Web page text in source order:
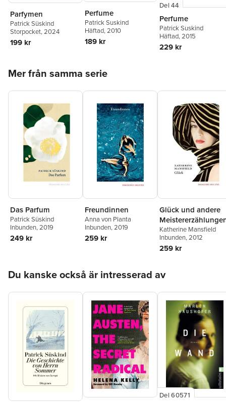
Parfymen
Patrick Süskind
Storpocket, 2024
199 kr
Perfume
Patrick Suskind
Häftad, 2010
189 kr
Del 44
Perfume
Patrick Suskind
Häftad, 2015
229 kr
Mer från samma serie
Das Parfum
Patrick Süskind
Inbunden, 2019
249 kr
Freundinnen
Anna von Planta
Inbunden, 2019
259 kr
Glück und andere
Katherine Mansfield
Inbunden, 2012
259 kr
Du kanske också är intresserad av
Del 60571